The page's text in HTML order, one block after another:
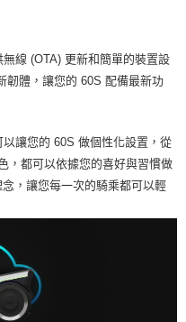
線 (OTA) 更新和簡單的裝置設
韌體，讓您的 60S 配備最新功
讓您的 60S 做個性化設置，從
，都可以依據您的喜好與習慣做
，讓您每一次的騎乘都可以輕